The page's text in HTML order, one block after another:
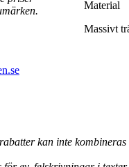
Material
Massivt
kan inte kombineras